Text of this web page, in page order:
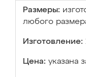
Размеры:
любого
Изготовление:
Цена: указана